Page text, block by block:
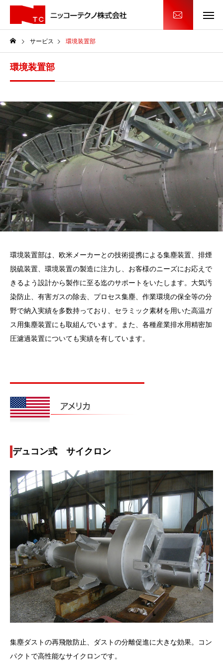
サービス 環境装置部
環境装置部
環境装置部は、欧米メーカーとの技術提携による集塵装置、排煙
脱硫装置、環境装置の製造に注力し、お客様のニーズにお応えで
きるよう設計から製作に至る迄のサポートをいたします。大気汚
染防止、有害ガスの除去、プロセス集塵、作業環境の保全等の分
野で納入実績を多数持っており、セラミック素材を用いた高温ガ
ス用集塵装置にも取組んでいます。また、各種産業排水用精密加
圧濾過装置についても実績を有しています。
デュコン式 サイクロン
集塵ダストの再飛散防止、ダストの分離促進に大きな効果。コン
パクトで高性能なサイクロンです。